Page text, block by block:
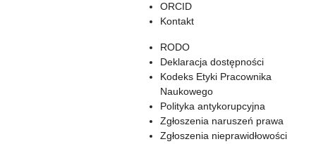
ORCID
Kontakt
RODO
Deklaracja dostępności
Kodeks Etyki Pracownika
Naukowego
Polityka antykorupcyjna
Zgłoszenia naruszeń prawa
Zgłoszenia nieprawidłowości